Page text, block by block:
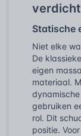
Statische
Niet elke
De
eigen
materiaal.
gebruiken
rol. Dit
positie.